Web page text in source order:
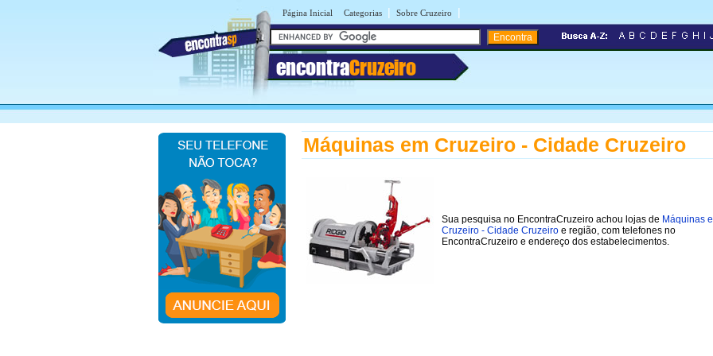
Página Inicial Categorias | Sobre Cruzeiro |
encontraCruzeiro
Máquinas em Cruzeiro - Cidade Cruzeiro
Sua pesquisa no EncontraCruzeiro achou lojas de Máquinas
Cruzeiro - Cidade Cruzeiro e região, com telefones no
EncontraCruzeiro e endereço dos estabelecimentos.